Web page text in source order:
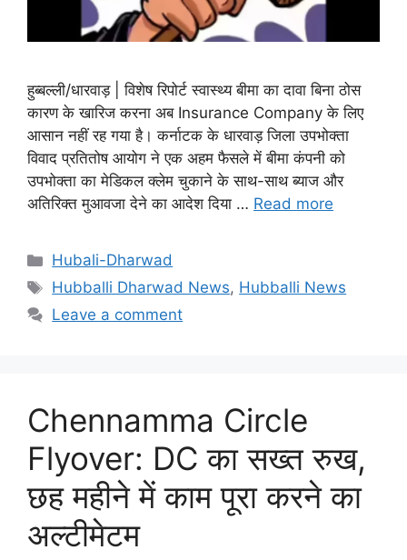
हुब्बल्ली/धारवाड़ | विशेष रिपोर्ट स्वास्थ्य बीमा का दावा बिना ठोस
कारण के खारिज करना अब Insurance Company के लिए
आसान नहीं रह गया है। कर्नाटक के धारवाड़ जिला उपभोक्ता
विवाद प्रतितोष आयोग ने एक अहम फैसले में बीमा कंपनी को
उपभोक्ता का मेडिकल क्लेम चुकाने के साथ-साथ ब्याज और
अतिरिक्त मुआवजा देने का आदेश दिया … Read more
Categories
Hubali-Dharwad
Tags
Hubballi Dharwad News, Hubballi News
Leave a comment
Chennamma Circle
Flyover: DC का सख्त रुख,
छह महीने में काम पूरा करने का
अल्टीमेटम